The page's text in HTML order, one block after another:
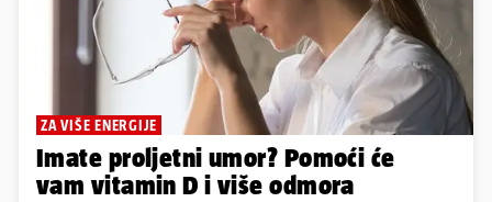
ZA VIŠE ENERGIJE
Imate proljetni umor? Pomoći će
vam vitamin D i više odmora